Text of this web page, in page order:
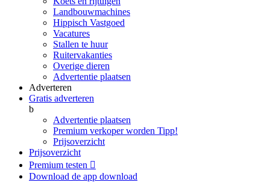
Landbouwmachines
Hippisch Vastgoed
Vacatures
Stallen te huur
Ruitervakanties
Overige dieren
Advertentie plaatsen
Adverteren
Gratis adverteren
b
Advertentie plaatsen
Premium verkoper worden Tipp!
Prijsoverzicht
Prijsoverzicht
Premium testen 
Download de app download